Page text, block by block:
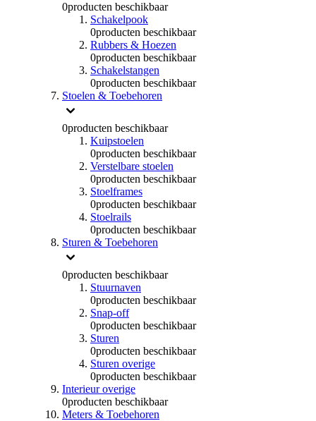
0producten beschikbaar
Schakelpook
0producten beschikbaar
Rubbers & Hoezen
0producten beschikbaar
Schakelstangen
0producten beschikbaar
Stoelen & Toebehoren
0producten beschikbaar
Kuipstoelen
0producten beschikbaar
Verstelbare stoelen
0producten beschikbaar
Stoelframes
0producten beschikbaar
Stoelrails
0producten beschikbaar
Sturen & Toebehoren
0producten beschikbaar
Stuurnaven
0producten beschikbaar
Snap-off
0producten beschikbaar
Sturen
0producten beschikbaar
Sturen overige
0producten beschikbaar
Interieur overige
0producten beschikbaar
Meters & Toebehoren